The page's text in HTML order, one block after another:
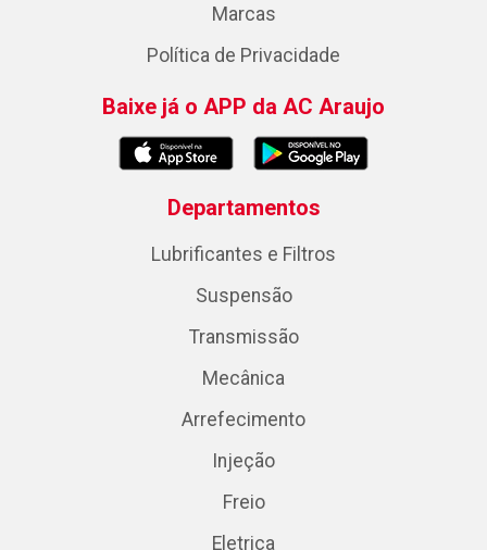
Marcas
Política de Privacidade
Baixe já o APP da AC Araujo
Departamentos
Lubrificantes e Filtros
Suspensão
Transmissão
Mecânica
Arrefecimento
Injeção
Freio
Eletrica